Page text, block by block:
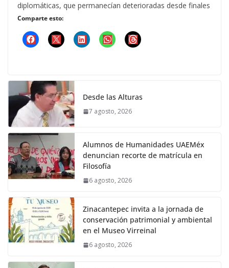
diplomáticas, que permanecían deterioradas desde finales
Comparte esto:
Desde las Alturas
7 agosto, 2026
Alumnos de Humanidades UAEMéx
denuncian recorte de matrícula en
Filosofía
6 agosto, 2026
Zinacantepec invita a la jornada de
conservación patrimonial y ambiental
en el Museo Virreinal
6 agosto, 2026